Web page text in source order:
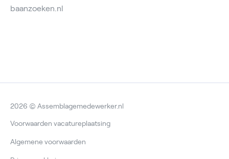
baanzoeken.nl
2026 © Assemblagemedewerker.nl
Voorwaarden vacatureplaatsing
Algemene voorwaarden